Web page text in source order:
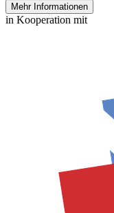
Mehr Informationen
in Kooperation mit